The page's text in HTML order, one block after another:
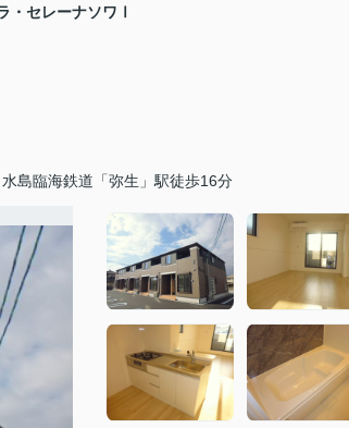
・セレーナソワⅠ
水島臨海鉄道「弥生」駅徒歩16分